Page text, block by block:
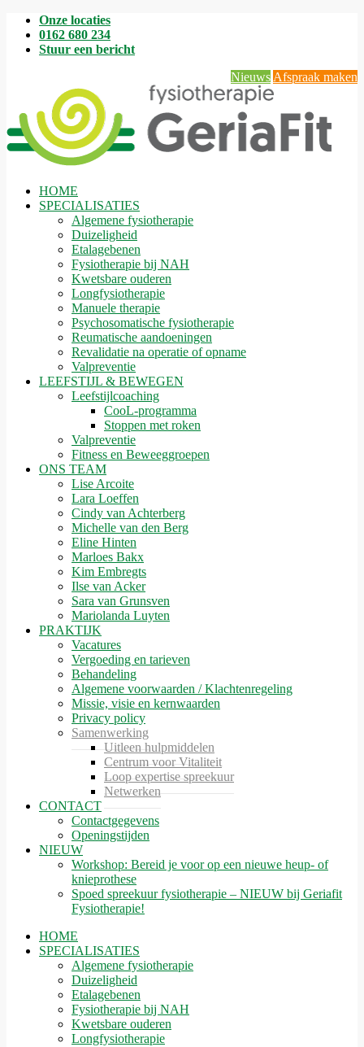
Onze locaties
0162 680 234
Stuur een bericht
Nieuws Afspraak maken
HOME
SPECIALISATIES
Algemene fysiotherapie
Duizeligheid
Etalagebenen
Fysiotherapie bij NAH
Kwetsbare ouderen
Longfysiotherapie
Manuele therapie
Psychosomatische fysiotherapie
Reumatische aandoeningen
Revalidatie na operatie of opname
Valpreventie
LEEFSTIJL & BEWEGEN
Leefstijlcoaching
CooL-programma
Stoppen met roken
Valpreventie
Fitness en Beweeggroepen
ONS TEAM
Lise Arcoite
Lara Loeffen
Cindy van Achterberg
Michelle van den Berg
Eline Hinten
Marloes Bakx
Kim Embregts
Ilse van Acker
Sara van Grunsven
Mariolanda Luyten
PRAKTIJK
Vacatures
Vergoeding en tarieven
Behandeling
Algemene voorwaarden / Klachtenregeling
Missie, visie en kernwaarden
Privacy policy
Samenwerking
Uitleen hulpmiddelen
Centrum voor Vitaliteit
Loop expertise spreekuur
Netwerken
CONTACT
Contactgegevens
Openingstijden
NIEUW
Workshop: Bereid je voor op een nieuwe heup- of
knieprothese
Spoed spreekuur fysiotherapie – NIEUW bij Geriafit
Fysiotherapie!
HOME
SPECIALISATIES
Algemene fysiotherapie
Duizeligheid
Etalagebenen
Fysiotherapie bij NAH
Kwetsbare ouderen
Longfysiotherapie